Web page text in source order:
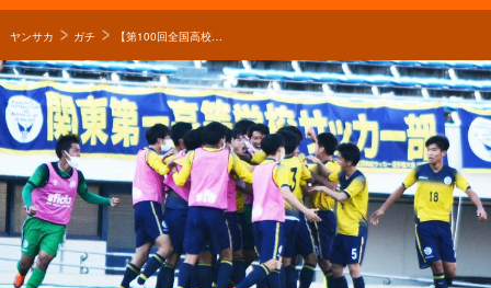
ヤンサカ ガチ 【第100回全国高校サッカー選手権】関東第一（東京B代表）【メンバー&2021年取材記事紹介】